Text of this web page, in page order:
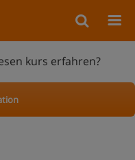
kurs erfahren?